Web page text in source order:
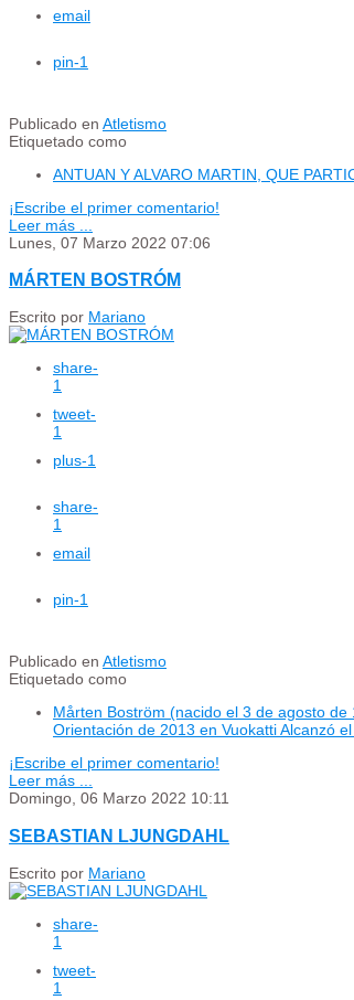
email
pin-1
Publicado en Atletismo
Etiquetado como
ANTUAN Y ALVARO MARTIN, QUE
¡Escribe el primer comentario!
Leer más ...
Lunes, 07 Marzo 2022 07:06
MÁRTEN BOSTRÓM
Escrito por Mariano
share-
1
tweet-
1
plus-1
share-
1
email
pin-1
Publicado en Atletismo
Etiquetado como
Mårten Boström (nacido el 3 de agosto
Orientación de 2013 en Vuokatti Alcanzó
¡Escribe el primer comentario!
Leer más ...
Domingo, 06 Marzo 2022 10:11
SEBASTIAN LJUNGDAHL
Escrito por Mariano
share-
1
tweet-
1